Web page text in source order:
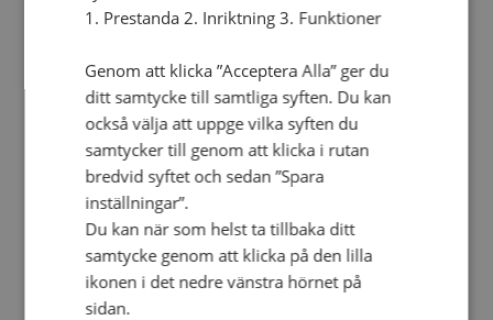
Personalförsäkringar
SAMP – personalförbundet
Kalender
SAU
FÖR FÖRSAMLINGAR
VAD VI GÖR
VAD VI GÖR
Våra arbeten
Här finns vi
1. Prestanda 2. Inriktning 3. Funktioner
Genom att klicka ”Acceptera Alla” ger du
ditt samtycke till samtliga syften. Du kan
också välja att uppge vilka syften du
samtycker till genom att klicka i rutan
bredvid syftet och sedan ”Spara
inställningar”.
Du kan när som helst ta tillbaka ditt
samtycke genom att klicka på den lilla
ikonen i det nedre vänstra hörnet på
sidan.